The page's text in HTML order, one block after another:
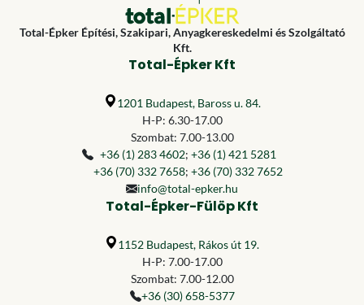
Total-Épker Építési, Szakipari, Anyagkereskedelmi és Szolgáltató
Kft.
Total-Épker Kft
1201 Budapest, Baross u. 84.
H-P: 6.30-17.00
Szombat: 7.00-13.00
+36 (1) 283 4602; +36 (1) 421 5281
+36 (70) 332 7658; +36 (70) 332 7652
info@total-epker.hu
Total-Épker-Fülöp Kft
1152 Budapest, Rákos út 19.
H-P: 7.00-17.00
Szombat: 7.00-12.00
+36 (30) 658-5377